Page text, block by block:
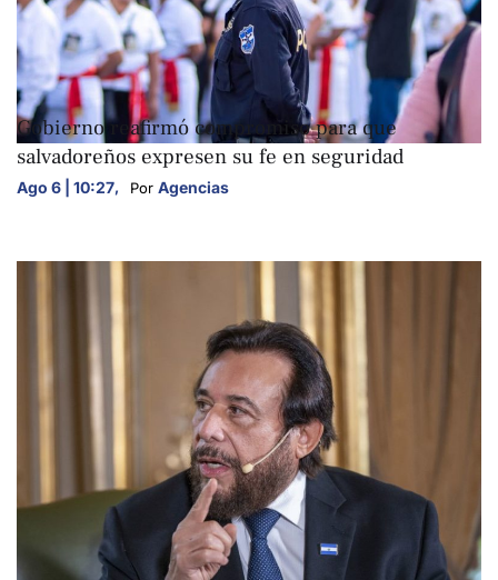
NACIONALES
Gobierno reafirmó compromiso para que
salvadoreños expresen su fe en seguridad
Ago 6 | 10:27, Por Agencias
NACIONALES